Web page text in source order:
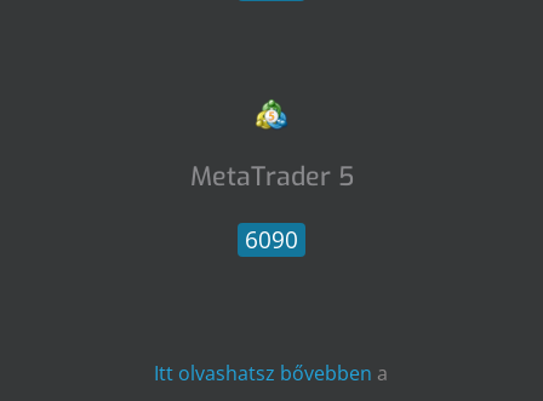
MetaTrader 5
6090
Itt olvashatsz bővebben a